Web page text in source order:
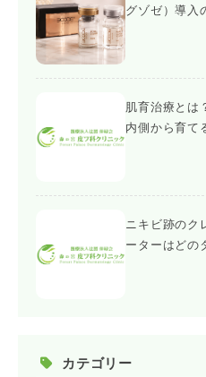
グゾゼ）導入
肌育治療とは
内側から育て
ニキビ跡のク
ーターはどの
カテゴリー